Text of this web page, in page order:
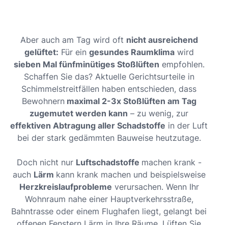
Aber auch am Tag wird oft nicht ausreichend
gelüftet: Für ein gesundes Raumklimawird
sieben Mal fünfminütiges Stoßlüften empfohlen.
Schaffen Sie das? Aktuelle Gerichtsurteile in
Schimmelstreitfällen haben entschieden, dass
Bewohnernmaximal 2-3x Stoßlüften am Tag
zugemutet werden kann – zu wenig, zur
effektiven Abtragung aller Schadstoffe in der Luft
bei der stark gedämmten Bauweise heutzutage.
Doch nicht nur Luftschadstoffe machen krank -
auch Lärm kann krank machen und beispielsweise
Herzkreislaufprobleme verursachen. Wenn Ihr
Wohnraum nahe einer Hauptverkehrsstraße,
Bahntrasse oder einem Flughafen liegt, gelangt bei